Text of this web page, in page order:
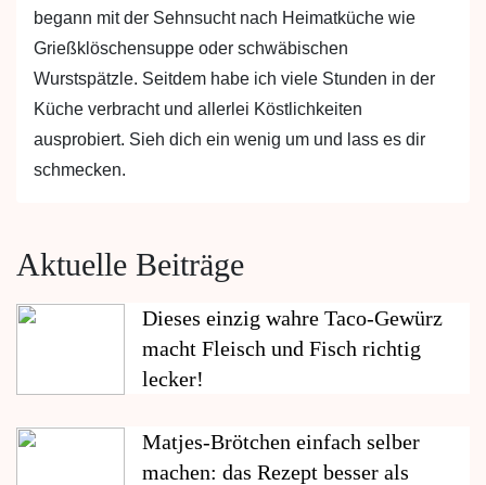
begann mit der Sehnsucht nach Heimatküche wie
Grießklöschensuppe oder schwäbischen
Wurstspätzle. Seitdem habe ich viele Stunden in der
Küche verbracht und allerlei Köstlichkeiten
ausprobiert. Sieh dich ein wenig um und lass es dir
schmecken.
Aktuelle Beiträge
Dieses einzig wahre Taco-Gewürz
macht Fleisch und Fisch richtig
lecker!
Matjes-Brötchen einfach selber
machen: das Rezept besser als